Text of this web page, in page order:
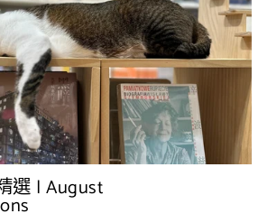
選 | August